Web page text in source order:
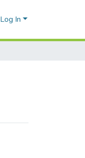
Log In